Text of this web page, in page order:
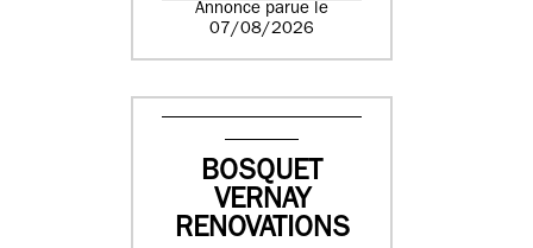
Annonce parue le
07/08/2026
BOSQUET
VERNAY
RENOVATIONS